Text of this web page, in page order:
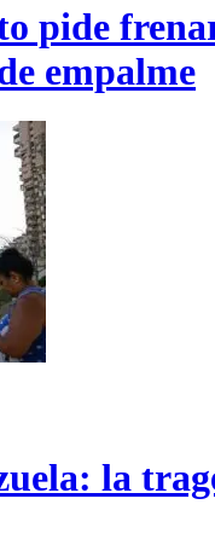
pide
empalme
la